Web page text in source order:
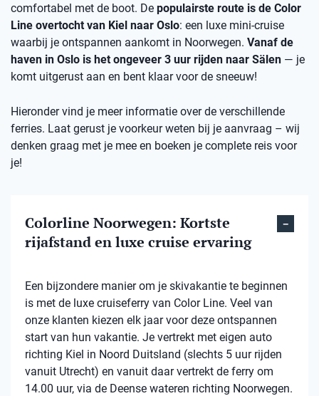
comfortabel met de boot. De populairste route is de Color
Line overtocht van Kiel naar Oslo: een luxe mini-cruise
waarbij je ontspannen aankomt in Noorwegen. Vanaf de
haven in Oslo is het ongeveer 3 uur rijden naar Sälen — je
komt uitgerust aan en bent klaar voor de sneeuw!
Hieronder vind je meer informatie over de verschillende
ferries. Laat gerust je voorkeur weten bij je aanvraag – wij
denken graag met je mee en boeken je complete reis voor
je!
Colorline Noorwegen: Kortste
rijafstand en luxe cruise ervaring
Een bijzondere manier om je skivakantie te beginnen
is met de luxe cruiseferry van Color Line. Veel van
onze klanten kiezen elk jaar voor deze ontspannen
start van hun vakantie. Je vertrekt met eigen auto
richting Kiel in Noord Duitsland (slechts 5 uur rijden
vanuit Utrecht) en vanuit daar vertrekt de ferry om
14.00 uur, via de Deense wateren richting Noorwegen.